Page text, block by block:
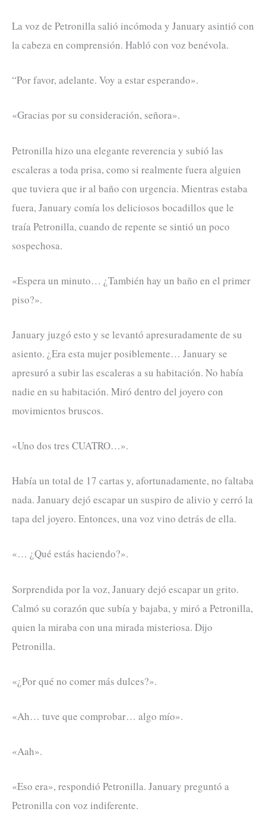
La voz de Petronilla salió incómoda y January asintió con
la cabeza en comprensión. Habló con voz benévola.
“Por favor, adelante. Voy a estar esperando».
«Gracias por su consideración, señora».
Petronilla hizo una elegante reverencia y subió las
escaleras a toda prisa, como si realmente fuera alguien
que tuviera que ir al baño con urgencia. Mientras estaba
fuera, January comía los deliciosos bocadillos que le
traía Petronilla, cuando de repente se sintió un poco
sospechosa.
«Espera un minuto… ¿También hay un baño en el primer
piso?».
January juzgó esto y se levantó apresuradamente de su
asiento. ¿Era esta mujer posiblemente… January se
apresuró a subir las escaleras a su habitación. No había
nadie en su habitación. Miró dentro del joyero con
movimientos bruscos.
«Uno dos tres CUATRO…».
Había un total de 17 cartas y, afortunadamente, no faltaba
nada. January dejó escapar un suspiro de alivio y cerró la
tapa del joyero. Entonces, una voz vino detrás de ella.
«… ¿Qué estás haciendo?».
Sorprendida por la voz, January dejó escapar un grito.
Calmó su corazón que subía y bajaba, y miró a Petronilla,
quien la miraba con una mirada misteriosa. Dijo
Petronilla.
«¿Por qué no comer más dulces?».
«Ah… tuve que comprobar… algo mío».
«Aah».
«Eso era», respondió Petronilla. January preguntó a
Petronilla con voz indiferente.